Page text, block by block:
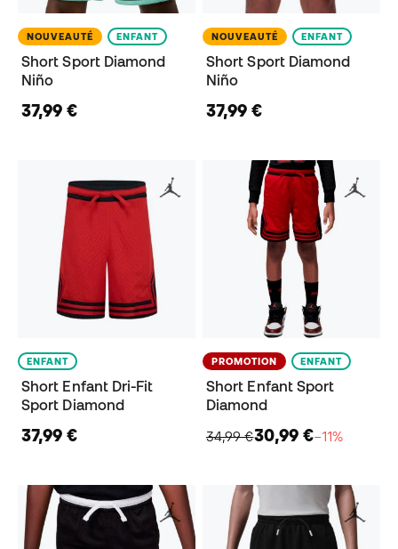
NOUVEAUTÉ ENFANT
Short Sport Diamond
Niño
37,99 €
NOUVEAUTÉ ENFANT
Short Sport Diamond
Niño
37,99 €
ENFANT
Short Enfant Dri-Fit
Sport Diamond
37,99 €
PROMOTION ENFANT
Short Enfant Sport
Diamond
34,99 €30,99 €−11%